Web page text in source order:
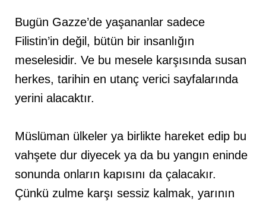
Bugün Gazze’de yaşananlar sadece
Filistin’in değil, bütün bir insanlığın
meselesidir. Ve bu mesele karşısında susan
herkes, tarihin en utanç verici sayfalarında
yerini alacaktır.
Müslüman ülkeler ya birlikte hareket edip bu
vahşete dur diyecek ya da bu yangın eninde
sonunda onların kapısını da çalacakır.
Çünkü zulme karşı sessiz kalmak, yarının